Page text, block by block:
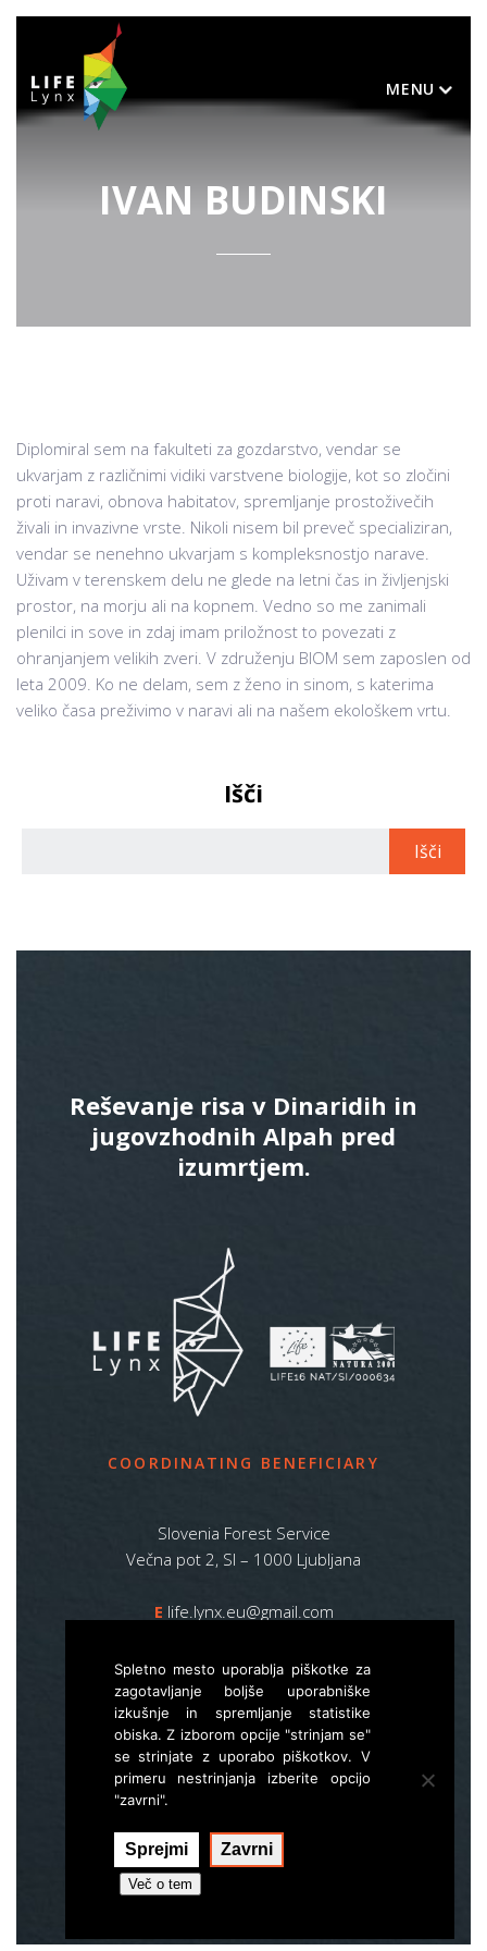
MENU
IVAN BUDINSKI
Diplomiral sem na fakulteti za gozdarstvo, vendar se
ukvarjam z različnimi vidiki varstvene biologije, kot so zločini
proti naravi, obnova habitatov, spremljanje prostoživečih
živali in invazivne vrste. Nikoli nisem bil preveč specializiran,
vendar se nenehno ukvarjam s kompleksnostjo narave.
Uživam v terenskem delu ne glede na letni čas in življenjski
prostor, na morju ali na kopnem. Vedno so me zanimali
plenilci in sove in zdaj imam priložnost to povezati z
ohranjanjem velikih zveri. V združenju BIOM sem zaposlen od
leta 2009. Ko ne delam, sem z ženo in sinom, s katerima
veliko časa preživimo v naravi ali na našem ekološkem vrtu.
Išči
Reševanje risa v Dinaridih in
jugovzhodnih Alpah pred
izumrtjem.
COORDINATING BENEFICIARY
Slovenia Forest Service
Večna pot 2, SI – 1000 Ljubljana
E life.lynx.eu@gmail.com
Sitemap
Izvedba:
Spletno mesto uporablja piškotke za
zagotavljanje boljše uporabniške
izkušnje in spremljanje statistike
obiska. Z izborom opcije "strinjam se"
se strinjate z uporabo piškotkov. V
primeru nestrinjanja izberite opcijo
"zavrni".
Sprejmi Zavrni
Več o tem